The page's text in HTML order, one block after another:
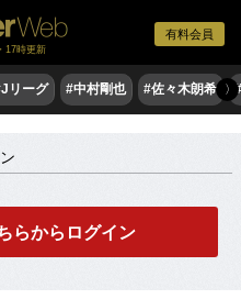
有料会員
17時更新
リーグ #中村剛也 #佐々木朗希 〉
らからログイン